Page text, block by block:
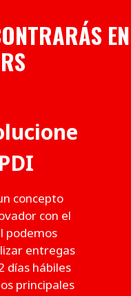
EN
concepto
con el
podemos
entregas
días hábiles
principales